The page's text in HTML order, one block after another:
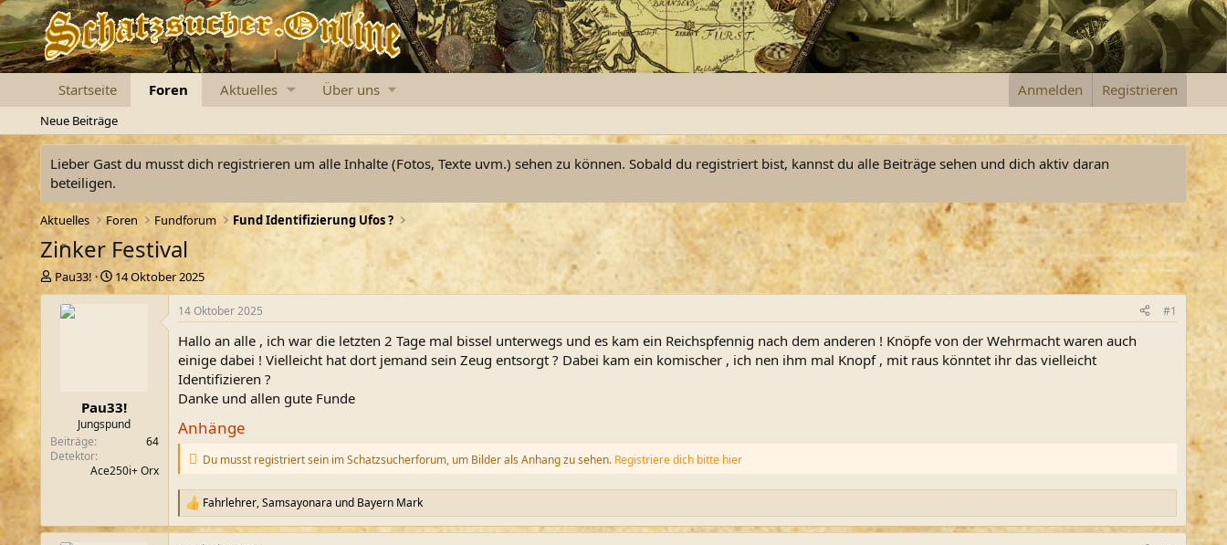
Startseite Foren Aktuelles Über uns Anmelden Registrieren
Neue Beiträge
Lieber Gast du musst dich registrieren um alle Inhalte (Fotos, Texte uvm.) sehen zu können. Sobald du registriert bist, kannst du alle Beiträge sehen und dich aktiv daran
beteiligen.
Aktuelles Foren Fundforum Fund Identifizierung Ufos ?
Zinker Festival
E
r
Pau33!
E
r
a
m
14 Oktober 2025
Pau33!
Jungspund
Beiträge
64
Detektor
Ace250i+ Orx
14 Oktober 2025 #1
Hallo an alle , ich war die letzten 2 Tage mal bissel unterwegs und es kam ein Reichspfennig nach dem anderen ! Knöpfe von der Wehrmacht waren auch
einige dabei ! Vielleicht hat dort jemand sein Zeug entsorgt ? Dabei kam ein komischer , ich nen ihm mal Knopf , mit raus könntet ihr das vielleicht
Identifizieren ?
Danke und allen gute Funde
Anhänge
Du musst registriert sein im Schatzsucherforum, um Bilder als Anhang zu sehen. Registriere dich bitte hier
R
e
a
Fahrlehrer,Samsayonara und Bayern Mark